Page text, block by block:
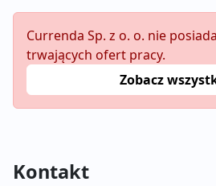
Currenda Sp. z o. o. nie
trwających ofert pracy.
Zobacz
Kontakt